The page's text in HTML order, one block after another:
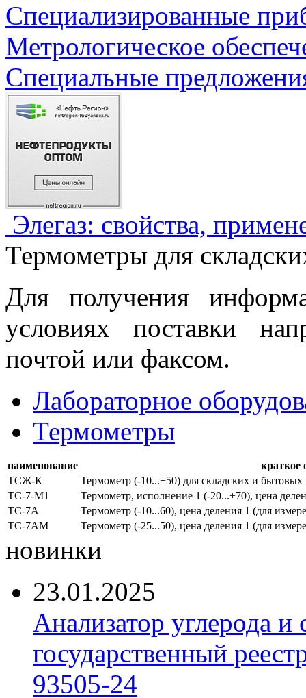
Специализированные
Метрологическое
Специальные
Элегаз: свойства,
Термометры для
Для получения
условиях поставки
почтой или факсом.
Лабораторное
Термометры
наименование
краткое
ТСЖ-К
Термометр (-10...+50) для складских и
ТС-7-М1
Термометр, исполнение 1 (-20...+70), цена
ТС-7А
Термометр (-10...60), цена деления 1 (для
ТС-7АМ
Термометр (-25...50), цена деления 1 (для
новинки
23.01.2025
Анализатор углерода
государственный
93505-24